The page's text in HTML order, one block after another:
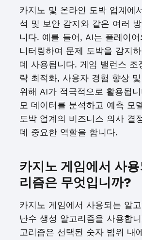
카지노 및 온라인 도박 업계에
석 및 보안 감지와 같은 여러
니다. 예를 들어, AI는 플레이
니터링하여 문제 도박을 감지
데 사용됩니다. 게임 밸런스 조
략 최적화, 사용자 경험 향상
위해 AI가 적극적으로 활용됩
모 데이터를 분석하고 예측 모
도박 업계의 비즈니스 의사 결
데 중요한 역할을 합니다.
카지노 게임에서 사
리즘은 무엇입니까?
카지노 게임에서 사용되는 알
난수 생성 알고리즘을 사용합
고리즘은 선택된 숫자 범위 내